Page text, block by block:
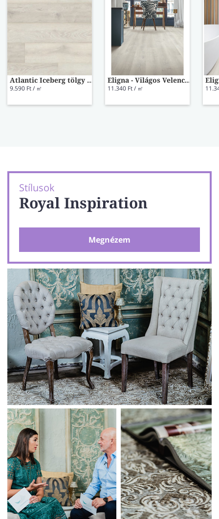
Atlantic Iceberg tölgy laminált padló K336
9.590 Ft / ㎡
Eligna - Világos Velence tölgy EL3990
11.340 Ft / ㎡
Stílusok
Royal Inspiration
Megnézem